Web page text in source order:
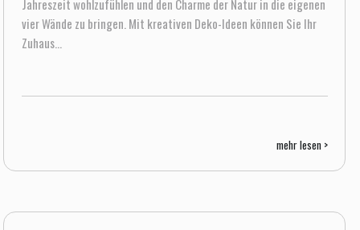
Jahreszeit wohlzufühlen und den Charme der Natur in die eigenen
vier Wände zu bringen. Mit kreativen Deko-Ideen können Sie Ihr
Zuhaus...
mehr lesen >